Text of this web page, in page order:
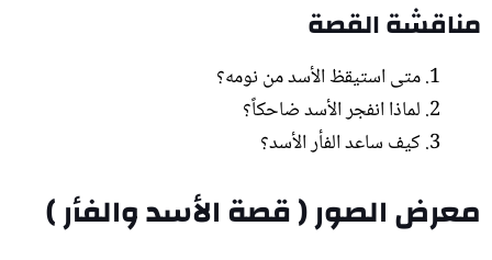
مناقشة القصة
متى استيقظ الأسد من نومه؟
لماذا انفجر الأسد ضاحكاً؟
كيف ساعد الفأر الأسد؟
معرض الصور ( قصة الأسد والفأر )